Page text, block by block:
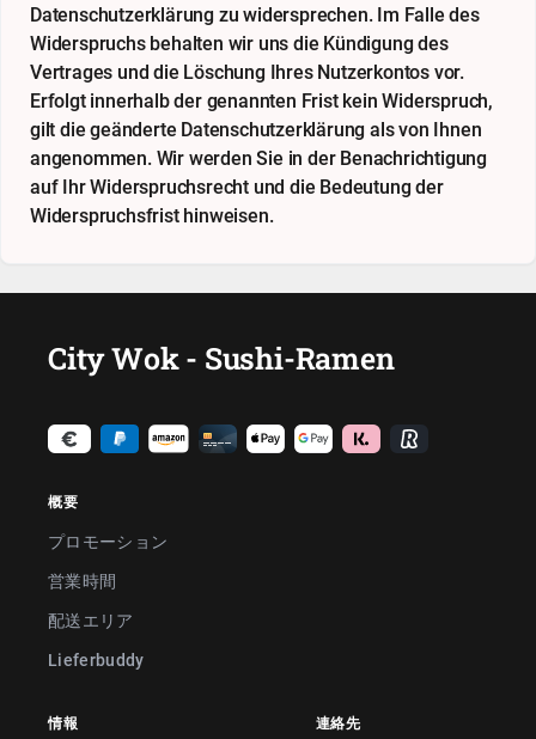
Datenschutzerklärung zu widersprechen. Im Falle des
Widerspruchs behalten wir uns die Kündigung des
Vertrages und die Löschung Ihres Nutzerkontos vor.
Erfolgt innerhalb der genannten Frist kein Widerspruch,
gilt die geänderte Datenschutzerklärung als von Ihnen
angenommen. Wir werden Sie in der Benachrichtigung
auf Ihr Widerspruchsrecht und die Bedeutung der
Widerspruchsfrist hinweisen.
City Wok - Sushi-Ramen
概要
プロモーション
営業時間
配送エリア
Lieferbuddy
情報 連絡先